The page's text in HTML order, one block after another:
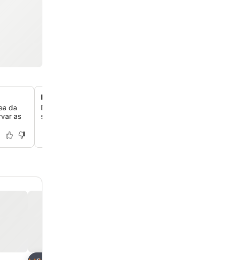
da
as
Perto do histórico Castelo de Almourol
Descubra o icônico Castelo de Almourol, uma fortaleza
situada em uma ilha no rio Tejo, localizada a 40 km.